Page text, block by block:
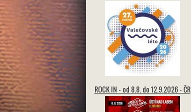
ROCK IN - od 8.8. do 12.9.2026 - ČR